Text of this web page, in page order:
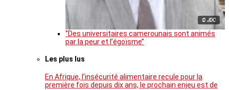
© JDC
‘’Des universitaires camerounais sont animés
par la peur et l’égoïsme’’
Les plus lus
En Afrique, l’insécurité alimentaire recule pour la
première fois depuis dix ans, le prochain enjeu est de